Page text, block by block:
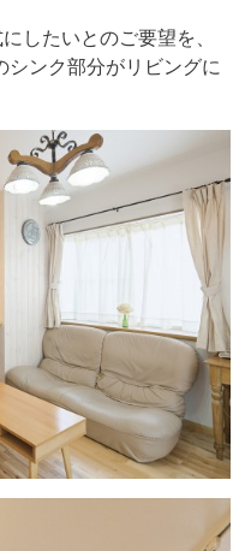
したいとのご要望を、
シンク部分がリビングに